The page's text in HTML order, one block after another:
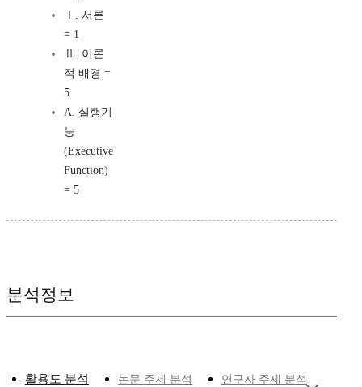
Ⅰ. 서론
= 1
Ⅱ. 이론
적 배경 =
5
A. 실행기
능
(Executive
Function)
= 5
분석정보
활용도 분석 논문 주제 분석 연구자 주제 분석